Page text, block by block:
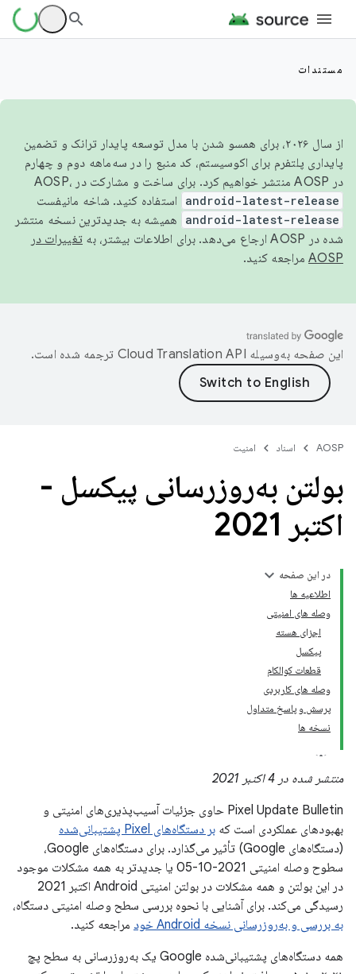
مستندات
از سال ۲۰۲۶، برای همسو شدن با مدل توسعه پایدار ترانک و تضمین
پایداری پلتفرم برای اکوسیستم، کد منبع را در سه‌ماهه دوم و چهارم
در AOSP منتشر خواهیم کرد. برای ساخت و مشارکت در AOSP،
android-latest-release استفاده کنید. شاخه مانیفست
android-latest-release
همیشه به جدیدترین نسخه منتشر
شده در AOSP ارجاع می‌دهد. برای اطلاعات بیشتر، به
تغییرات در
AOSP مراجعه کنید.
این صفحه به‌وسیله ترجمه شده است.
AOSP اسناد امنیت
بولتن به‌روزرسانی پیکسل -
اکتبر 2021
در این صفحه
اطلاعیه ها
وصله های امنیتی
اجزای هسته
پیکسل
قطعات کوالکام
وصله های کاربردی
پرسش و پاسخ متداول
نسخه ها
منتشر شده در 4 اکتبر 2021
Pixel Update Bulletin حاوی جزئیات آسیب‌پذیری‌های امنیتی و
بهبودهای عملکردی است که بر دستگاه‌های Pixel پشتیبانی‌شده
(دستگاه‌های Google) تأثیر می‌گذارد. برای دستگاه‌های Google،
سطوح وصله امنیتی 2021-10-05 یا جدیدتر به همه مشکلات موجود
در این بولتن و همه مشکلات در بولتن امنیتی Android اکتبر 2021
رسیدگی می‌کند. برای آشنایی با نحوه بررسی سطح وصله امنیتی دستگاه،
به بررسی و به‌روزرسانی نسخه Android خود
مراجعه کنید.
همه دستگاه‌های پشتیبانی‌شده Google یک به‌روزرسانی به سطح پچ